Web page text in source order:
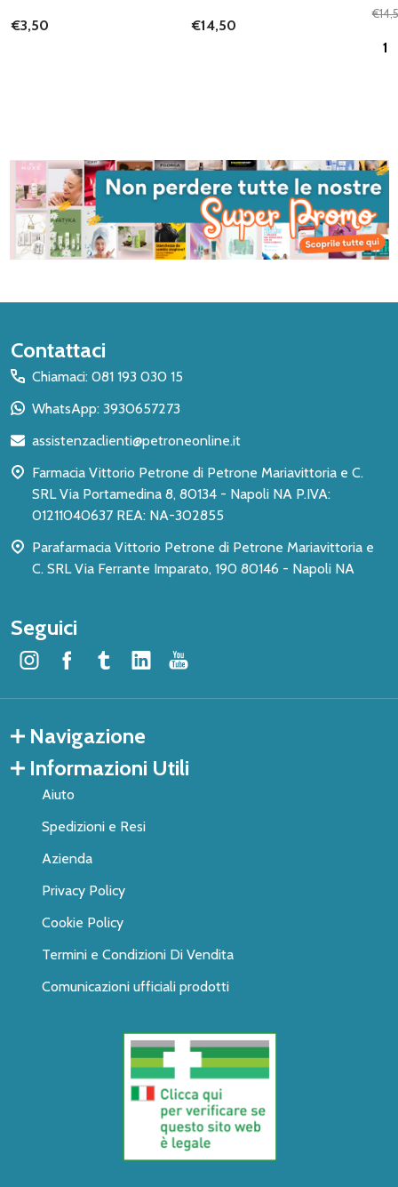
€3,50 €14,50
Inizio
del
piè
pagina
Contattaci
Chiamaci: 081 193 030 15
WhatsApp: 3930657273
assistenzaclienti@petroneonline.it
Farmacia Vittorio Petrone di Petrone Mariavittoria e C.
SRL Via Portamedina 8, 80134 - Napoli NA P.IVA:
01211040637 REA: NA-302855
Parafarmacia Vittorio Petrone di Petrone Mariavittoria e
C. SRL Via Ferrante Imparato, 190 80146 - Napoli NA
Seguici
Navigazione
Informazioni Utili
Aiuto
Spedizioni e Resi
Azienda
Privacy Policy
Cookie Policy
Termini e Condizioni Di Vendita
Comunicazioni ufficiali prodotti